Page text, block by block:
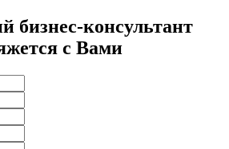
бизнес-консультант
с Вами